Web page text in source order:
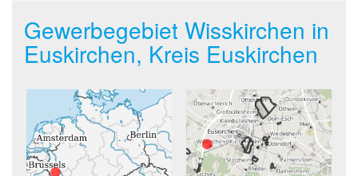
Gewerbegebiet Wisskirchen in
Euskirchen, Kreis Euskirchen